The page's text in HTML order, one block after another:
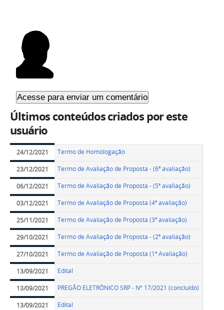
Últimos conteúdos criados por este
usuário
24/12/2021 Termo de Homologação
23/12/2021 Termo de Avaliação de Proposta - (6ª avaliação)
06/12/2021 Termo de Avaliação de Proposta - (5ª avaliação)
03/12/2021 Termo de Avaliação de Proposta (4ª avaliação)
25/11/2021 Termo de Avaliação de Proposta (3ª avaliação)
29/10/2021 Termo de Avaliação de Proposta - (2ª avaliação)
27/10/2021 Termo de Avaliação de Proposta (1ª Avaliação)
13/09/2021 Edital
13/09/2021 PREGÃO ELETRÔNICO SRP - Nº 17/2021 (concluído)
13/09/2021 Edital